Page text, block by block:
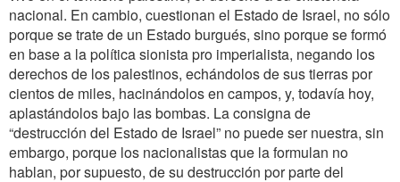
nacional. En cambio, cuestionan el Estado de Israel, no sólo
porque se trate de un Estado burgués, sino porque se formó
en base a la política sionista pro imperialista, negando los
derechos de los palestinos, echándolos de sus tierras por
cientos de miles, hacinándolos en campos, y, todavía hoy,
aplastándolos bajo las bombas. La consigna de
“destrucción del Estado de Israel” no puede ser nuestra, sin
embargo, porque los nacionalistas que la formulan no
hablan, por supuesto, de su destrucción por parte del